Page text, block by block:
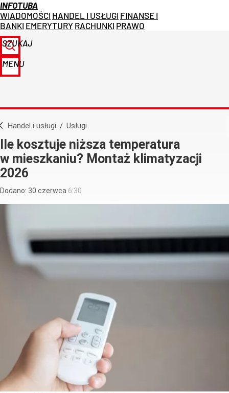
INFOTUBA
WIADOMOŚCI HANDEL I USŁUGI FINANSE I
BANKI EMERYTURY RACHUNKI PRAWO
SZUKAJ
MENU
Handel i usługi / Usługi
Ile kosztuje niższa temperatura
w mieszkaniu? Montaż klimatyzacji
2026
Dodano: 30 czerwca 6:30